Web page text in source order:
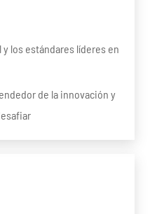
los estándares líderes en
de la innovación y